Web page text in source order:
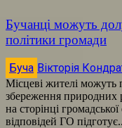
Бучанці можуть
політики громади
Буча Вікторія
Місцеві жителі можуть
збереження природних
на сторінці
відповідей ГО